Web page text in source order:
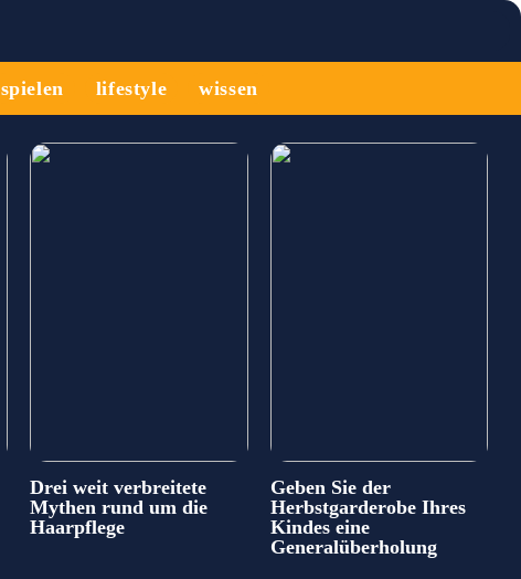
spielen lifestyle wissen
Drei weit verbreitete
Mythen rund um die
Haarpflege
Geben Sie der
Herbstgarderobe Ihres
Kindes eine
Generalüberholung